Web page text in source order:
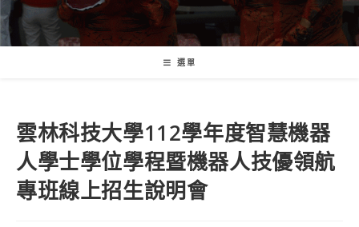
選單
雲林科技大學112學年度智慧機器
人學士學位學程暨機器人技優領航
專班線上招生說明會